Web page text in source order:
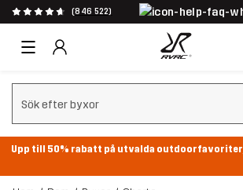
(846 522)
Rensa sök
Upp till 50% rabatt på utvalda outdoorfavoriter